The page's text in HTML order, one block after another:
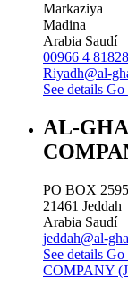
Markaziya
Madina
Arabia Saudí
00966 4
Riyadh@al-
See details
AL-
PO BOX 2595
21461 Jeddah
Arabia Saudí
jeddah@al-
See details
COMPANY